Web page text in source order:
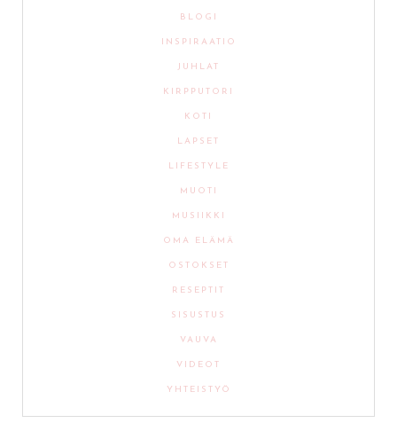
BLOGI
INSPIRAATIO
JUHLAT
KIRPPUTORI
KOTI
LAPSET
LIFESTYLE
MUOTI
MUSIIKKI
OMA ELÄMÄ
OSTOKSET
RESEPTIT
SISUSTUS
VAUVA
VIDEOT
YHTEISTYÖ